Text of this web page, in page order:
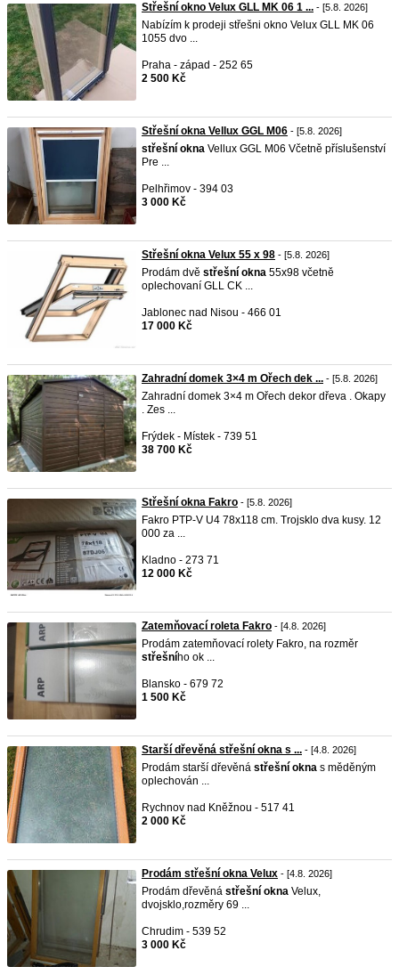
Střešní okno Velux GLL MK 06 1 ... - [5.8. 2026]
Nabízím k prodeji střešni okno Velux GLL MK 06
1055 dvo ...
Praha - západ - 252 65
2 500 Kč
Střešní okna Vellux GGL M06 - [5.8. 2026]
střešní okna Vellux GGL M06 Včetně příslušenství
Pre ...
Pelhřimov - 394 03
3 000 Kč
Střešní okna Velux 55 x 98 - [5.8. 2026]
Prodám dvě střešní okna 55x98 včetně
oplechovaní GLL CK ...
Jablonec nad Nisou - 466 01
17 000 Kč
Zahradní domek 3×4 m Ořech dek ... - [5.8. 2026]
Zahradní domek 3×4 m Ořech dekor dřeva . Okapy
. Zes ...
Frýdek - Místek - 739 51
38 700 Kč
Střešní okna Fakro - [5.8. 2026]
Fakro PTP-V U4 78x118 cm. Trojsklo dva kusy. 12
000 za ...
Kladno - 273 71
12 000 Kč
Zatemňovací roleta Fakro - [4.8. 2026]
Prodám zatemňovací rolety Fakro, na rozměr
střešního ok ...
Blansko - 679 72
1 500 Kč
Starší dřevěná střešní okna s ... - [4.8. 2026]
Prodám starší dřevěná střešní okna s měděným
oplechován ...
Rychnov nad Kněžnou - 517 41
2 000 Kč
Prodám střešní okna Velux - [4.8. 2026]
Prodám dřevěná střešní okna Velux,
dvojsklo,rozměry 69 ...
Chrudim - 539 52
3 000 Kč